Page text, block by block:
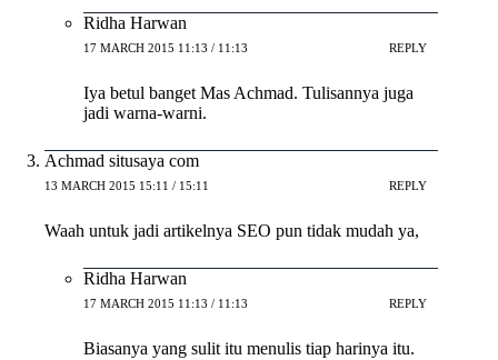
Ridha Harwan
17 MARCH 2015 11:13 / 11:13 REPLY
Iya betul banget Mas Achmad. Tulisannya juga
jadi warna-warni.
Achmad situsaya com
13 MARCH 2015 15:11 / 15:11 REPLY
Waah untuk jadi artikelnya SEO pun tidak mudah ya,
Ridha Harwan
17 MARCH 2015 11:13 / 11:13 REPLY
Biasanya yang sulit itu menulis tiap harinya itu.